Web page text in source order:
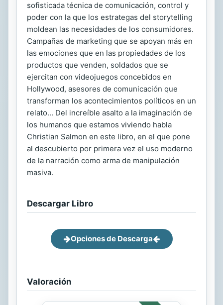
sofisticada técnica de comunicación, control y
poder con la que los estrategas del storytelling
moldean las necesidades de los consumidores.
Campañas de marketing que se apoyan más en
las emociones que en las propiedades de los
productos que venden, soldados que se
ejercitan con videojuegos concebidos en
Hollywood, asesores de comunicación que
transforman los acontecimientos políticos en un
relato... Del increíble asalto a la imaginación de
los humanos que estamos viviendo habla
Christian Salmon en este libro, en el que pone
al descubierto por primera vez el uso moderno
de la narración como arma de manipulación
masiva.
Descargar Libro
Opciones de Descarga
Valoración